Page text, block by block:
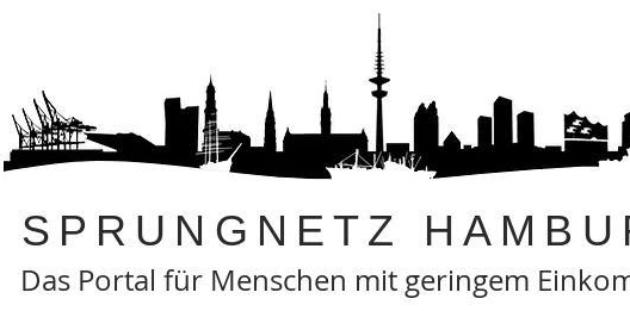
SPRUNGNETZ
Das Portal für Menschen mit geringem